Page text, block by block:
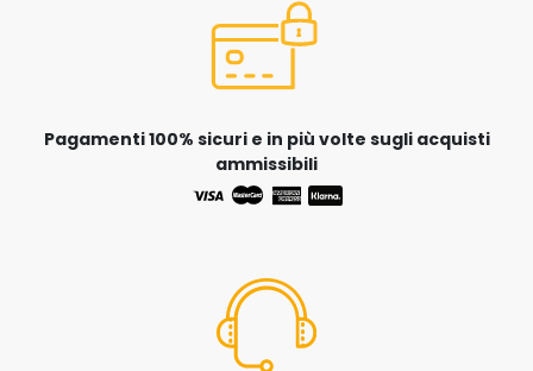
Pagamenti 100% sicuri e in più volte sugli acquisti
ammissibili